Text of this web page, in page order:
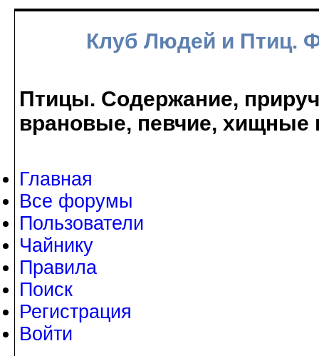
Клуб Людей и Птиц.
Птицы. Содержание,
врановые, певчие, хищные
Главная
Все форумы
Пользователи
Чайнику
Правила
Поиск
Регистрация
Войти